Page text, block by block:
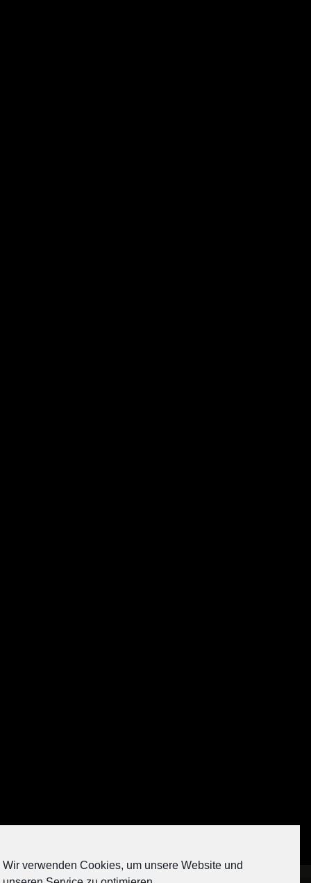
[contact-form-7 404 "Nicht gefunden"]
Wir verwenden Cookies, um unsere Website und